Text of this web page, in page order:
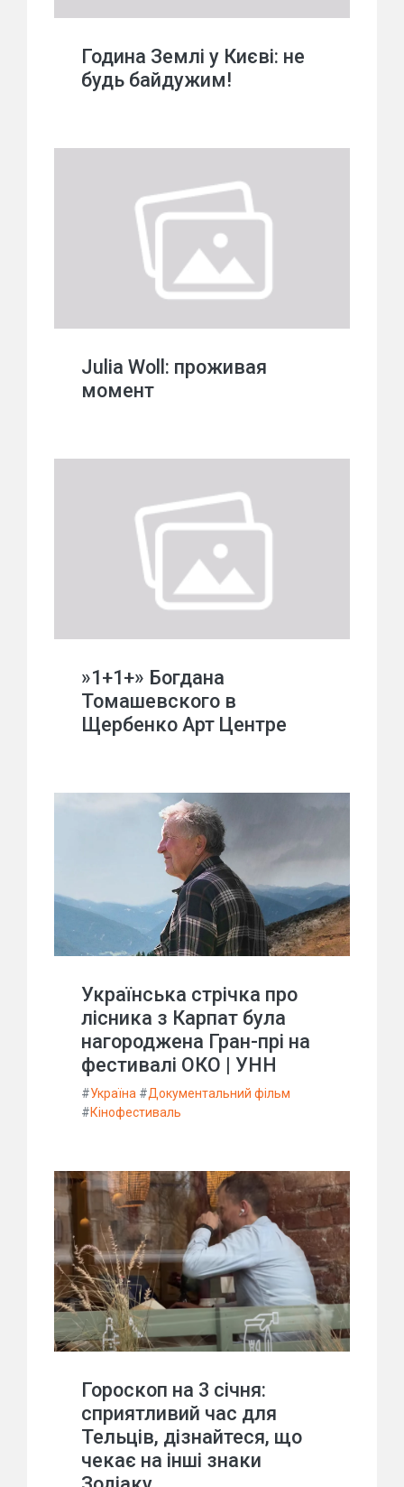
Година Землі у Києві: не
будь байдужим!
Julia Woll: проживая
момент
»1+1+» Богдана
Томашевского в
Щербенко Арт Центре
Українська стрічка про
лісника з Карпат була
нагороджена Гран-прі на
фестивалі ОКО | УНН
#Україна #Документальний фільм
#Кінофестиваль
Гороскоп на 3 січня:
сприятливий час для
Тельців, дізнайтеся, що
чекає на інші знаки